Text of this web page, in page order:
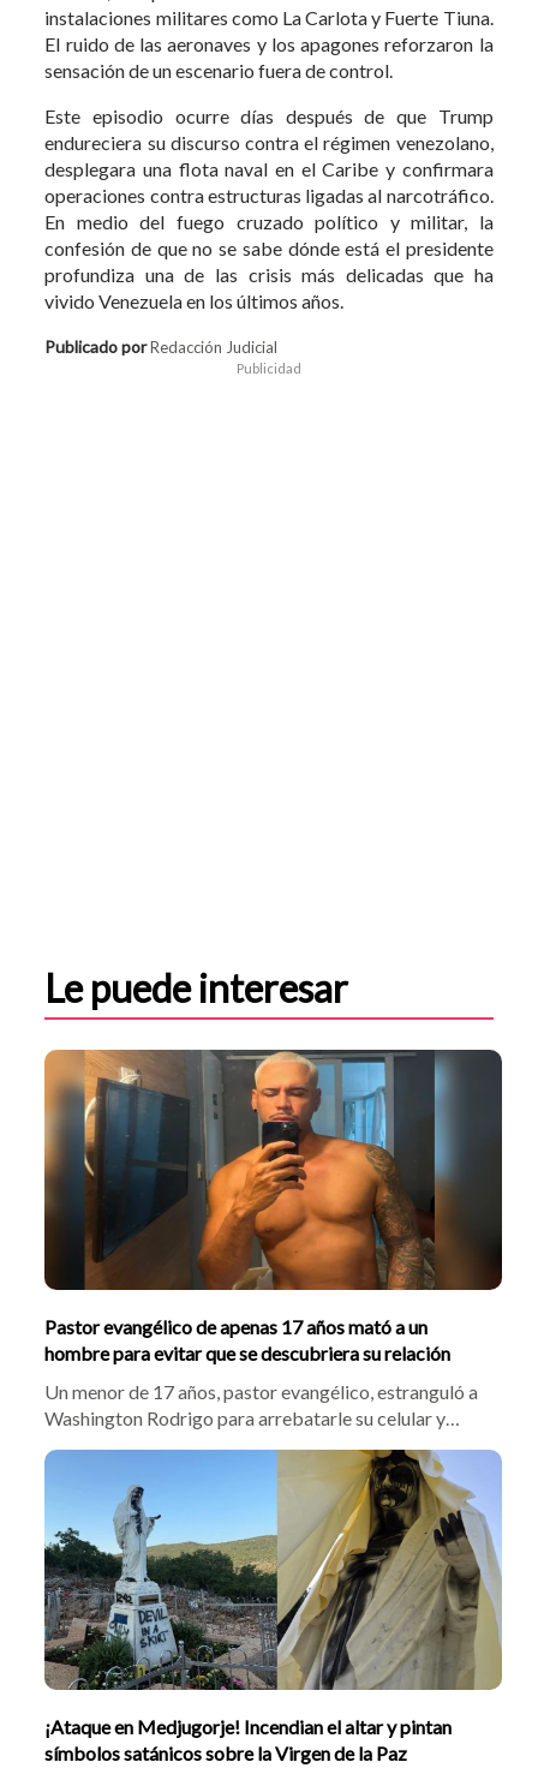
instalaciones militares como La Carlota y Fuerte Tiuna.
El ruido de las aeronaves y los apagones reforzaron la
sensación de un escenario fuera de control.
Este episodio ocurre días después de que Trump
endureciera su discurso contra el régimen venezolano,
desplegara una flota naval en el Caribe y confirmara
operaciones contra estructuras ligadas al narcotráfico.
En medio del fuego cruzado político y militar, la
confesión de que no se sabe dónde está el presidente
profundiza una de las crisis más delicadas que ha
vivido Venezuela en los últimos años.
Publicado porRedacción Judicial
Publicidad
Le puede interesar
Pastor evangélico de apenas 17 años mató a un
hombre para evitar que se descubriera su relación
Un menor de 17 años, pastor evangélico, estranguló a
Washington Rodrigo para arrebatarle su celular y
ocultar fotos íntimas que afectaran su imagen
religiosa. El cuerpo del conductor fue hallado
torturado en un hotel de Brasil
¡Ataque en Medjugorje! Incendian el altar y pintan
símbolos satánicos sobre la Virgen de la Paz